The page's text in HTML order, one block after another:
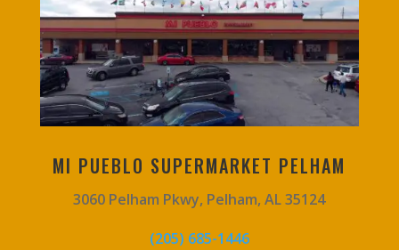
MI PUEBLO SUPERMARKET PELHAM
3060 Pelham Pkwy, Pelham, AL 35124
(205) 685-1446